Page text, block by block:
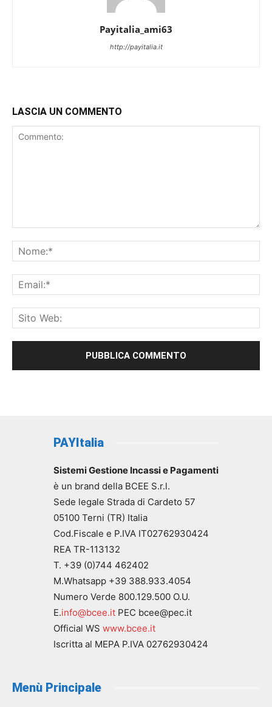
Payitalia_ami63
http://payitalia.it
LASCIA UN COMMENTO
PAYItalia
Sistemi Gestione Incassi e Pagamenti
è un brand della BCEE S.r.l.
Sede legale Strada di Cardeto 57
05100 Terni (TR) Italia
Cod.Fiscale e P.IVA IT02762930424
REA TR-113132
T. +39 (0)744 462402
M.Whatsapp +39 388.933.4054
Numero Verde 800.129.500 O.U.
E.info@bcee.it PEC bcee@pec.it
Official WS www.bcee.it
Iscritta al MEPA P.IVA 02762930424
Menù Principale